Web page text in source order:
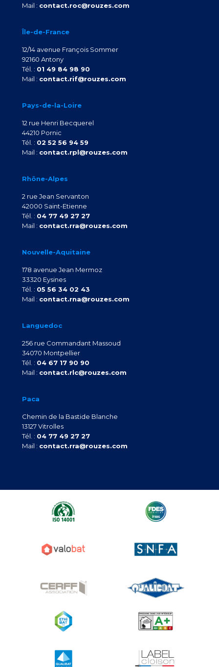
Mail : contact.roc@rouzes.com
Île-de-France
12/14 avenue François Sommer
92160 Antony
Tél. : 01 49 84 98 90
Mail : contact.rif@rouzes.com
Pays-de-la-Loire
12 rue Henri Becquerel
44210 Pornic
Tél. : 02 52 56 94 59
Mail : contact.rpl@rouzes.com
Rhône-Alpes
2 rue Jean Servanton
42000 Saint-Etienne
Tél. : 04 77 49 27 27
Mail : contact.rra@rouzes.com
Nouvelle-Aquitaine
178 avenue Jean Mermoz
33320 Eysines
Tél. : 05 56 34 02 43
Mail : contact.rna@rouzes.com
Languedoc
256 rue Commandant Massoud
34070 Montpellier
Tél. : 04 67 17 90 90
Mail : contact.rlc@rouzes.com
Paca
Chemin de la Bastide Blanche
13127 Vitrolles
Tél. : 04 77 49 27 27
Mail : contact.rra@rouzes.com